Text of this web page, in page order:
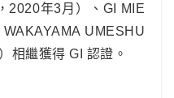
，2020年3月）、GI MIE
UMESHU
相繼獲得 GI 認證。